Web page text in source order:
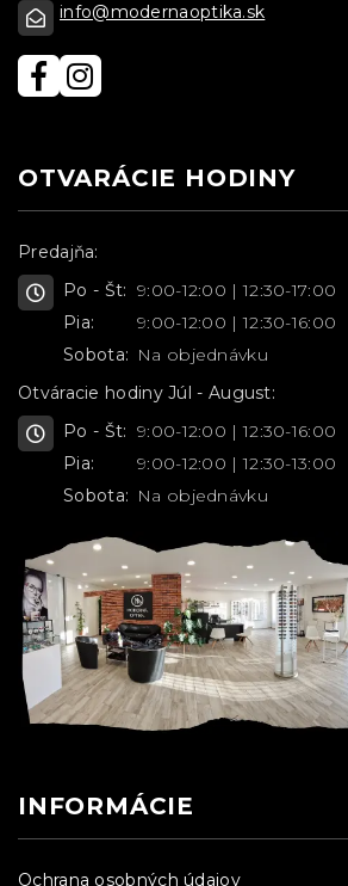
info@modernaoptika.sk
OTVARÁCIE HODINY
Predajňa:
Po - Št: 9:00-12:00 | 12:30-17:00
Pia:
9:00-12:00 | 12:30-16:00
Sobota: Na objednávku
Otváracie hodiny Júl - August:
Po - Št: 9:00-12:00 | 12:30-16:00
Pia:
9:00-12:00 | 12:30-13:00
Sobota: Na objednávku
INFORMÁCIE
Ochrana osobných údajov